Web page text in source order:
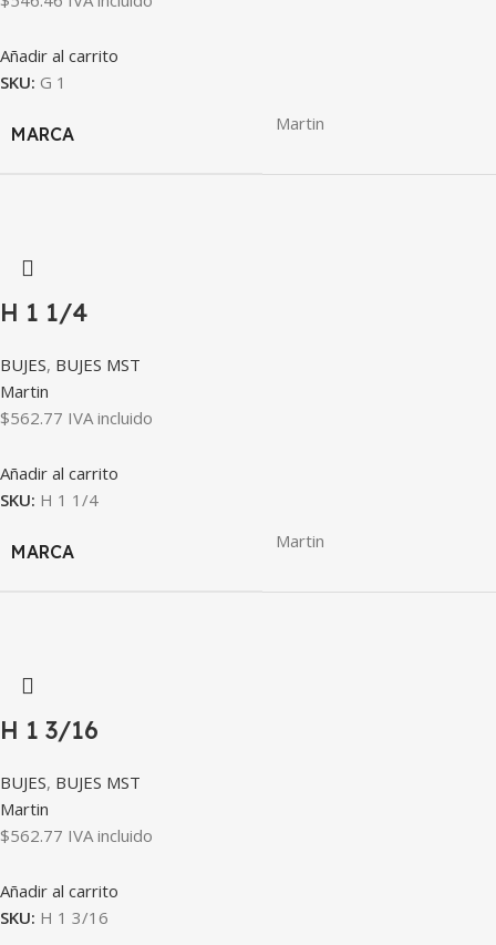
Añadir al carrito
SKU: G 1
MARCA Martin
H 1 1/4
BUJES, BUJES MST
Martin
$562.77 IVA incluido
Añadir al carrito
SKU: H 1 1/4
MARCA Martin
H 1 3/16
BUJES, BUJES MST
Martin
$562.77 IVA incluido
Añadir al carrito
SKU: H 1 3/16